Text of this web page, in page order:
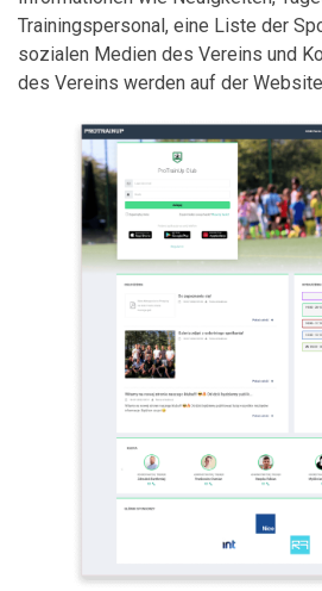
Trainingspersonal, eine Liste der
sozialen Medien des Vereins und
des Vereins werden auf der